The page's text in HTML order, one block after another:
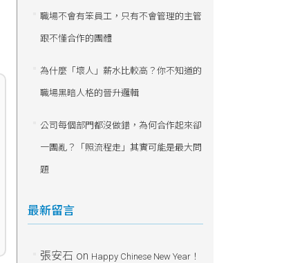
職場不會有笨員工，只有不會管理的主管
跟不懂合作的團體
為什麼「壞人」薪水比較高？你不知道的
職場黑暗人格的晉升邏輯
公司每個部門都沒做錯，為何合作起來卻
一團亂？「照流程走」其實可能是最大問
題
最新留言
張安石 on Happy Chinese New Year！